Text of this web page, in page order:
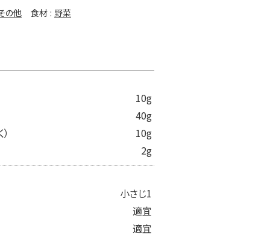
の他 食材 野菜
10g
40g
10g
2g
小さじ1
適宜
適宜